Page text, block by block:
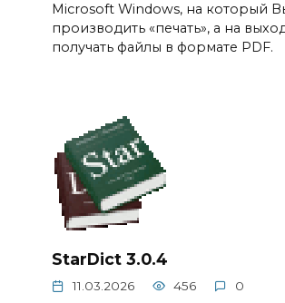
Microsoft Windows, на который
производить «печать», а на
получать файлы в формате PDF.
StarDict 3.0.4
11.03.2026 456 0